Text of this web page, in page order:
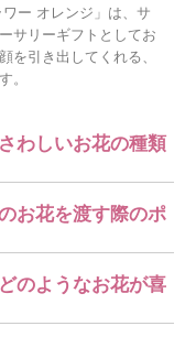
ー オレンジ」は、サ
サリーギフトとしてお
を引き出してくれる、
。
わしいお花の種類
お花を渡す際のポ
のようなお花が喜